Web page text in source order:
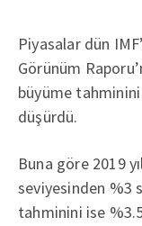
Piyasalar dün
Görünüm
büyüme
düşürdü.
Buna göre 2019
seviyesinden %3
tahminini ise